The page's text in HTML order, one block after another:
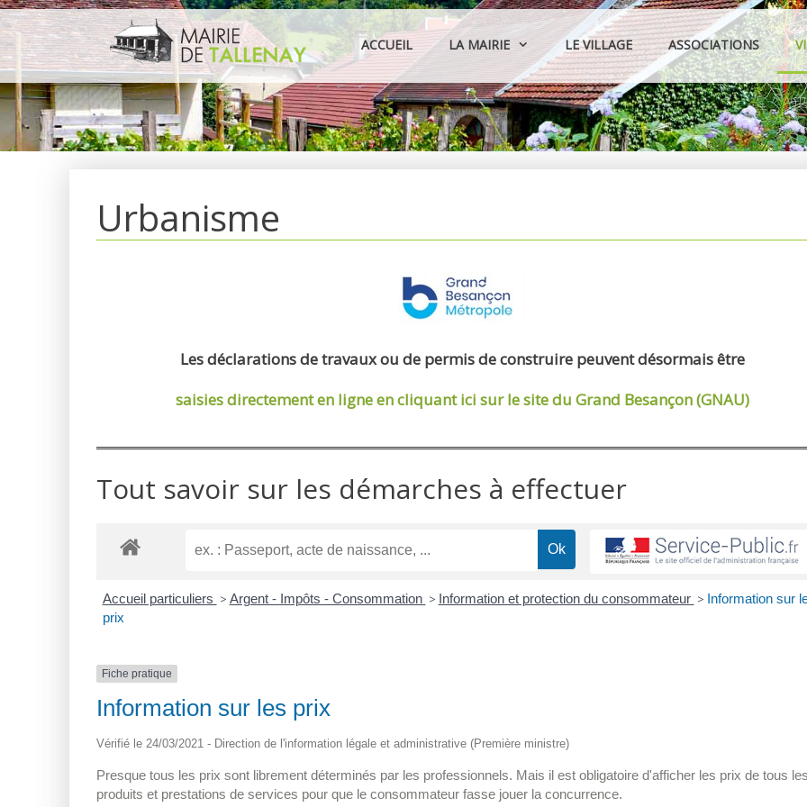
Aller
au
contenu
ACCUEIL LA MAIRIE LE VILLAGE ASSOCIATIONS
Urbanisme
Les déclarations de travaux ou de permis de construire peuvent désormais être
saisies directement en ligneen cliquant ici sur le site du Grand Besançon (GNAU)
Tout savoir sur les démarches à effectuer
Accueil particuliers > Argent - Impôts - Consommation > Information et protection du consommateur > Information sur
prix
Fiche pratique
Information sur les prix
Vérifié le 24/03/2021 - Direction de l'information légale et administrative (Première ministre)
Presque tous les prix sont librement déterminés par les professionnels. Mais il est obligatoire d'afficher les prix de tous
produits et prestations de services pour que le consommateur fasse jouer la concurrence.